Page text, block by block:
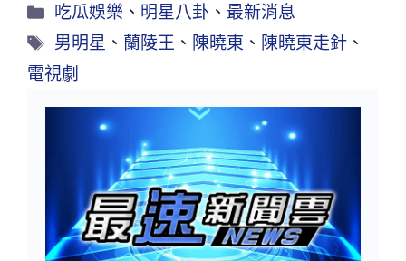
吃瓜娛樂 、 明星八卦 、最新消息
男明星 、 蘭陵王 、 陳曉東 、 陳曉東走針 、
電視劇